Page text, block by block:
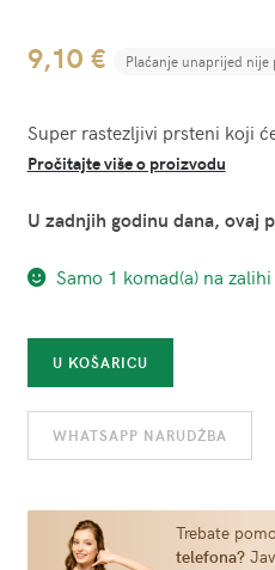
9,10 € Plaćanje unaprijed nije
Super rastezljivi prsteni koji
Pročitajte više o proizvodu
U zadnjih godinu dana, ovaj
Samo 1 komad(a) na zalihi
Prsteni
za
penis
Renegade
U KOŠARICU
WHATSAPP NARUDŽBA
Trebate
telefona?